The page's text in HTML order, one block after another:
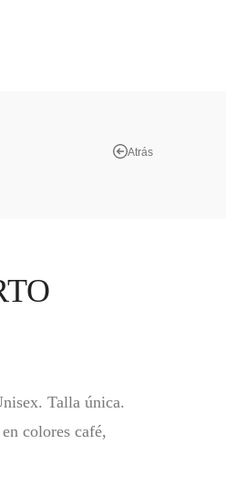
Atrás
Talla única.
colores café,